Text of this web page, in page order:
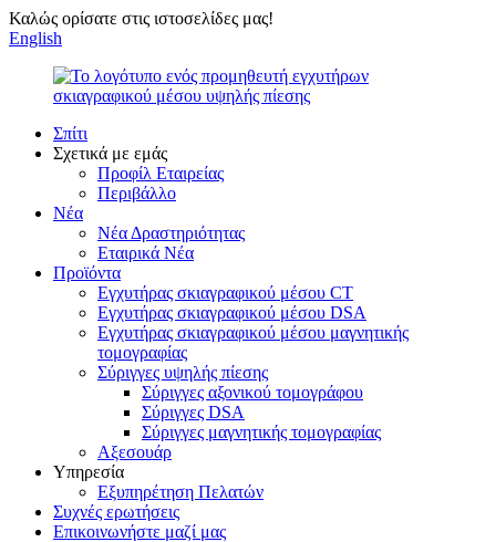
Καλώς ορίσατε στις ιστοσελίδες μας!
English
Σπίτι
Σχετικά με εμάς
Προφίλ Εταιρείας
Περιβάλλο
Νέα
Νέα Δραστηριότητας
Εταιρικά Νέα
Προϊόντα
Εγχυτήρας σκιαγραφικού μέσου CT
Εγχυτήρας σκιαγραφικού μέσου DSA
Εγχυτήρας σκιαγραφικού μέσου μαγνητικής
τομογραφίας
Σύριγγες υψηλής πίεσης
Σύριγγες αξονικού τομογράφου
Σύριγγες DSA
Σύριγγες μαγνητικής τομογραφίας
Αξεσουάρ
Υπηρεσία
Εξυπηρέτηση Πελατών
Συχνές ερωτήσεις
Επικοινωνήστε μαζί μας